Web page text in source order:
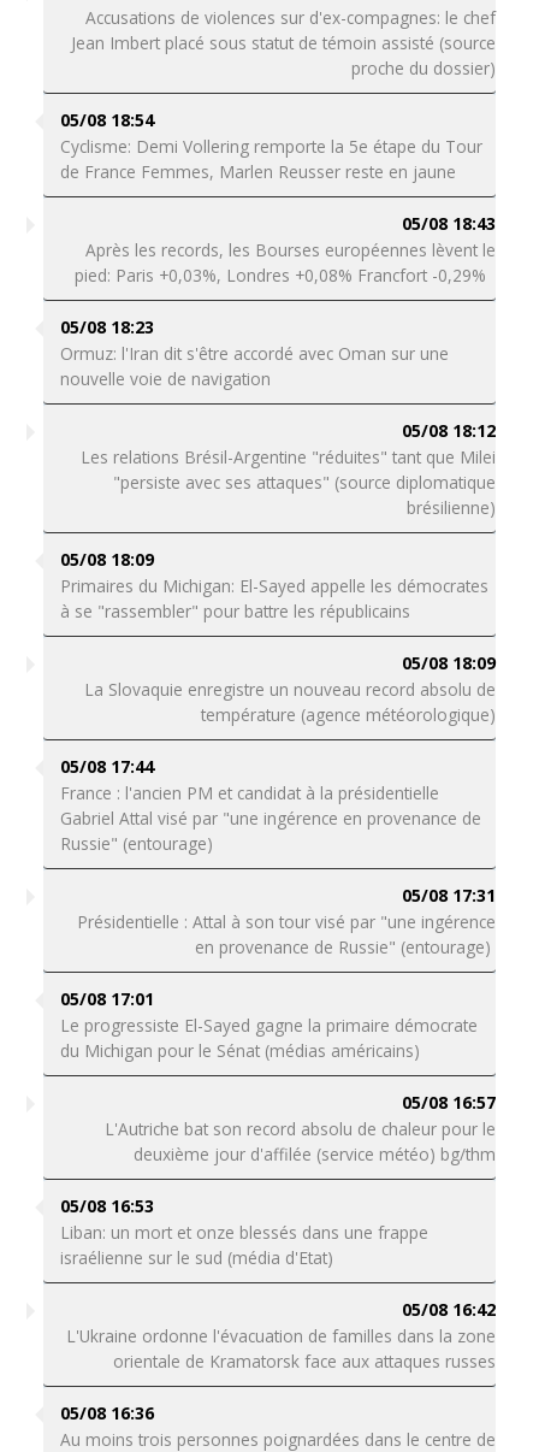
Accusations de violences sur d'ex-compagnes: le chef
Jean Imbert placé sous statut de témoin assisté (source
proche du dossier)
05/08 18:54
Cyclisme: Demi Vollering remporte la 5e étape du Tour
de France Femmes, Marlen Reusser reste en jaune
05/08 18:43
Après les records, les Bourses européennes lèvent le
pied: Paris +0,03%, Londres +0,08% Francfort -0,29%
05/08 18:23
Ormuz: l'Iran dit s'être accordé avec Oman sur une
nouvelle voie de navigation
05/08 18:12
Les relations Brésil-Argentine "réduites" tant que Milei
"persiste avec ses attaques" (source diplomatique
brésilienne)
05/08 18:09
Primaires du Michigan: El-Sayed appelle les démocrates
à se "rassembler" pour battre les républicains
05/08 18:09
La Slovaquie enregistre un nouveau record absolu de
température (agence météorologique)
05/08 17:44
France : l'ancien PM et candidat à la présidentielle
Gabriel Attal visé par "une ingérence en provenance de
Russie" (entourage)
05/08 17:31
Présidentielle : Attal à son tour visé par "une ingérence
en provenance de Russie" (entourage)
05/08 17:01
Le progressiste El-Sayed gagne la primaire démocrate
du Michigan pour le Sénat (médias américains)
05/08 16:57
L'Autriche bat son record absolu de chaleur pour le
deuxième jour d'affilée (service météo) bg/thm
05/08 16:53
Liban: un mort et onze blessés dans une frappe
israélienne sur le sud (média d'Etat)
05/08 16:42
L'Ukraine ordonne l'évacuation de familles dans la zone
orientale de Kramatorsk face aux attaques russes
05/08 16:36
Au moins trois personnes poignardées dans le centre de